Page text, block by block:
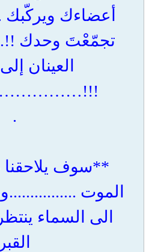
أعضاءك ويركّبك
تجمّعْتَ وحدك
العينان
.
**سوف يلاحقنا
الموت
الى السماء
القبر